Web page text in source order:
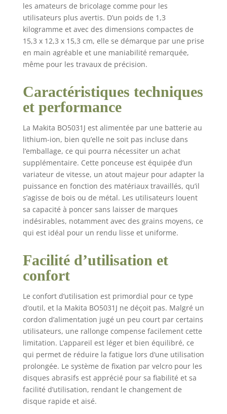
les amateurs de bricolage comme pour les
utilisateurs plus avertis. D’un poids de 1,3
kilogramme et avec des dimensions compactes de
15,3 x 12,3 x 15,3 cm, elle se démarque par une prise
en main agréable et une maniabilité remarquée,
même pour les travaux de précision.
Caractéristiques techniques
et performance
La Makita BO5031J est alimentée par une batterie au
lithium-ion, bien qu’elle ne soit pas incluse dans
l’emballage, ce qui pourra nécessiter un achat
supplémentaire. Cette ponceuse est équipée d’un
variateur de vitesse, un atout majeur pour adapter la
puissance en fonction des matériaux travaillés, qu’il
s’agisse de bois ou de métal. Les utilisateurs louent
sa capacité à poncer sans laisser de marques
indésirables, notamment avec des grains moyens, ce
qui est idéal pour un rendu lisse et uniforme.
Facilité d’utilisation et
confort
Le confort d’utilisation est primordial pour ce type
d’outil, et la Makita BO5031J ne déçoit pas. Malgré un
cordon d’alimentation jugé un peu court par certains
utilisateurs, une rallonge compense facilement cette
limitation. L’appareil est léger et bien équilibré, ce
qui permet de réduire la fatigue lors d’une utilisation
prolongée. Le système de fixation par velcro pour les
disques abrasifs est apprécié pour sa fiabilité et sa
facilité d’utilisation, rendant le changement de
disque rapide et aisé.